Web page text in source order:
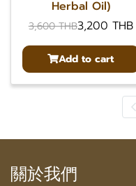
Herbal Oil)
3,600 THB3,200 THB
Add to cart
關於我們